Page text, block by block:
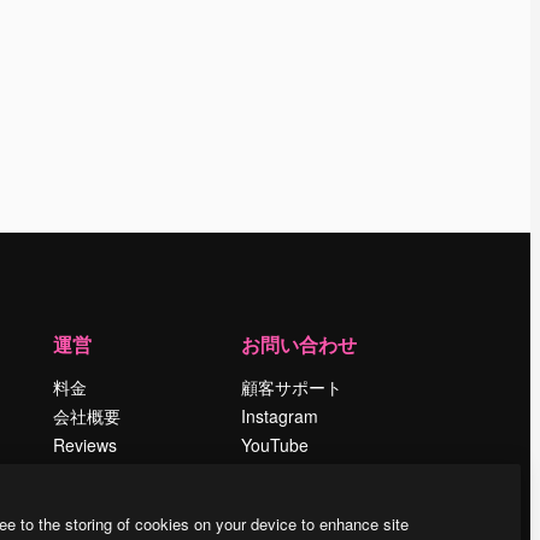
運営
料金
会社概要
Reviews
ブログ
お問い合わせ
顧客サポート
Instagram
YouTube
Discord
to the storing of cookies on your device to enhance site